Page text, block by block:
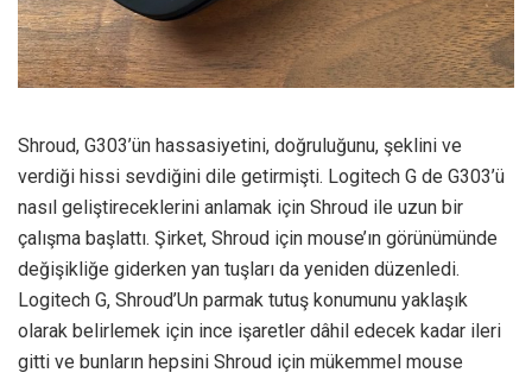
Shroud, G303’ün hassasiyetini, doğruluğunu, şeklini ve
verdiği hissi sevdiğini dile getirmişti. Logitech G de G303’ü
nasıl geliştireceklerini anlamak için Shroud ile uzun bir
çalışma başlattı. Şirket, Shroud için mouse’ın görünümünde
değişikliğe giderken yan tuşları da yeniden düzenledi.
Logitech G, Shroud’Un parmak tutuş konumunu yaklaşık
olarak belirlemek için ince işaretler dâhil edecek kadar ileri
gitti ve bunların hepsini Shroud için mükemmel mouse